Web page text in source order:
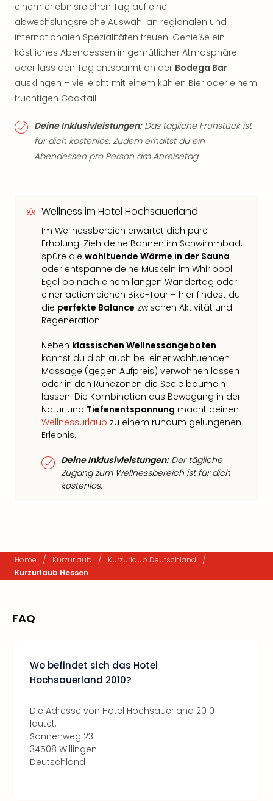
einem erlebnisreichen Tag auf eine
abwechslungsreiche Auswahl an regionalen und
internationalen Spezialitäten freuen. Genieße ein
köstliches Abendessen in gemütlicher Atmosphäre
oder lass den Tag entspannt an der Bodega Bar
ausklingen – vielleicht mit einem kühlen Bier oder einem
fruchtigen Cocktail.
Deine Inklusivleistungen:Das tägliche Frühstück ist
für dich kostenlos. Zudem erhältst du ein
Abendessen pro Person am Anreisetag.
Wellness im Hotel Hochsauerland
Im Wellnessbereich erwartet dich pure
Erholung. Zieh deine Bahnen im Schwimmbad,
spüre die wohltuende Wärme in der Sauna
oder entspanne deine Muskeln im Whirlpool.
Egal ob nach einem langen Wandertag oder
einer actionreichen Bike-Tour – hier findest du
die perfekte Balance zwischen Aktivität und
Regeneration.
Neben klassischen Wellnessangeboten
kannst du dich auch bei einer wohltuenden
Massage (gegen Aufpreis) verwöhnen lassen
oder in den Ruhezonen die Seele baumeln
lassen. Die Kombination aus Bewegung in der
Natur und Tiefenentspannung macht deinen
Wellnessurlaub zu einem rundum gelungenen
Erlebnis.
Deine Inklusivleistungen:Der tägliche
Zugang zum Wellnessbereich ist für dich
kostenlos.
Home / Kurzurlaub / Kurzurlaub Deutschland /
Kurzurlaub Hessen
FAQ
Wo befindet sich das Hotel
Hochsauerland 2010?
Die Adresse von Hotel Hochsauerland 2010
lautet:
Sonnenweg 23
34508 Willingen
Deutschland